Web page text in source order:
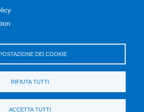
DEI COOKIE
RIFIUTA TUTTI
ACCETTA TUTTI
Dipartimento
cookie
di Ricerca
e DSA
di Ateneo